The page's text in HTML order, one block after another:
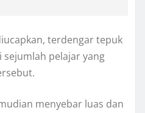
terdengar tepuk
pelajar yang
menyebar luas dan